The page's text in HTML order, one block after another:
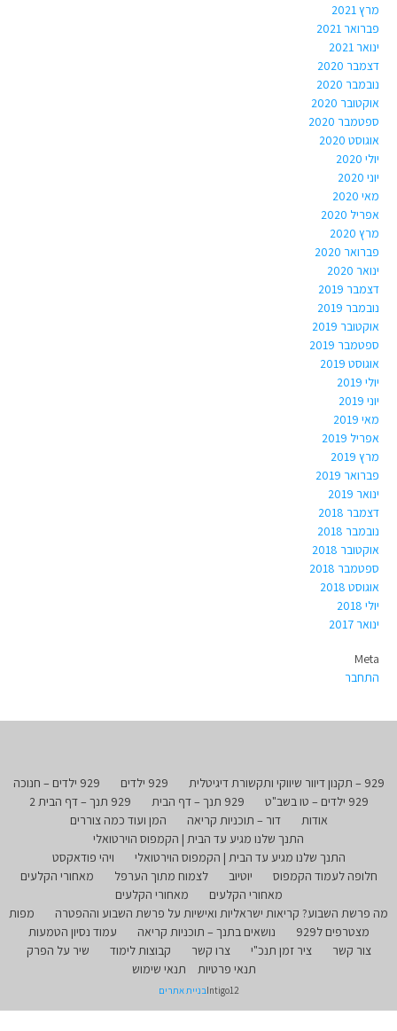
מרץ 2021
פברואר 2021
ינואר 2021
דצמבר 2020
נובמבר 2020
אוקטובר 2020
ספטמבר 2020
אוגוסט 2020
יולי 2020
יוני 2020
מאי 2020
אפריל 2020
מרץ 2020
פברואר 2020
ינואר 2020
דצמבר 2019
נובמבר 2019
אוקטובר 2019
ספטמבר 2019
אוגוסט 2019
יולי 2019
יוני 2019
מאי 2019
אפריל 2019
מרץ 2019
פברואר 2019
ינואר 2019
דצמבר 2018
נובמבר 2018
אוקטובר 2018
ספטמבר 2018
אוגוסט 2018
יולי 2018
ינואר 2017
Meta
התחבר
929 – תקנון דיוור שיווקי ותקשורת דיגיטלית 929 ילדים
929 ילדים – חנוכה
929 ילדים – טו בשב"ט
929 תנך – דף הבית
929 תנך – דף הבית 2
אודות
דור – תוכניות קריאה
המן ועוד כמה צוררים
התנך שלנו מגיע עד הבית | הקמפוס הוירטואלי
התנך שלנו מגיע עד הבית | הקמפוס הוירטואלי
ויהי פודאקסט
חלופה לעמוד הקמפוס
יוטיוב לצמוח מתוך הערפל
מאחורי הקלעים
מאחורי הקלעים
מאחורי הקלעים
מה פרשת השבוע? קריאות ישראליות ואישיות על פרשת השבוע וההפטרה
מפות
מצטרפים ל929
נושאים בתנך – תוכניות קריאה
עמוד נסיון הטמעות
צור קשר
ציר זמן תנכ"י צרו קשר קבוצות לימוד
שיר על הפרק
תנאי פרטיות
תנאי שימוש
Intigo12בניית אתרים